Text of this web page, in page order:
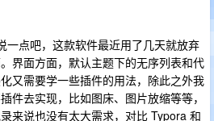
一点吧，这款软件最近用了几天就放弃
界面方面，默认主题下的无序列表和代
又需要学一些插件的用法，除此之外我
件去实现，比如图床、图片放缩等等，
来说也没有太大需求，对比 Typora 和